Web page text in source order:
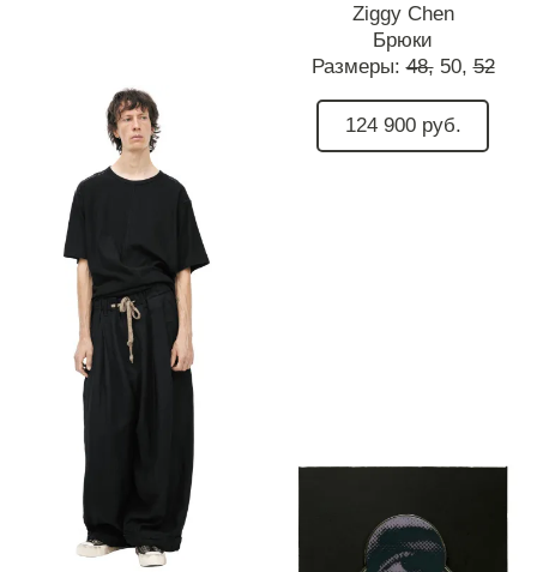
Ziggy Chen
Брюки
Размеры:48, 50, 52
124 900 руб.